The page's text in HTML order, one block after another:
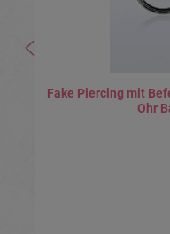
Fake Piercing mit